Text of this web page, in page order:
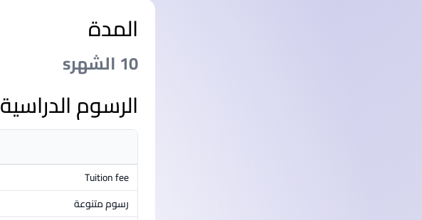
المدة
10 الشهرs
الرسوم الدراسية
Tuition fee
رسوم متنوعة